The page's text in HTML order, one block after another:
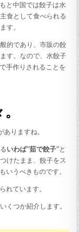
と中国では餃子は水
食として食べられる
す。
的であり、市販の餃
す。なので、水餃子
手作りされることを
りますね。
いわば”茹で餃子”と
けたまま、餃子をス
いうべきものです。
れています。
くつか紹介します。